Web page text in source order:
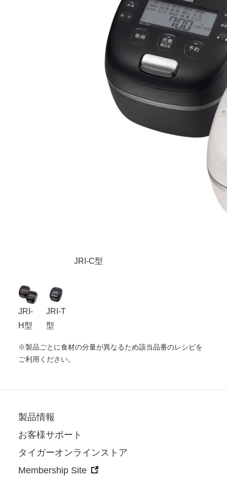
JRI-C型
JRI-
H型
JRI-T
型
※製品ごとに食材の分量が異なるため該当品番のレシピを
ご利用ください。
製品情報
お客様サポート
タイガーオンラインストア
Membership Site